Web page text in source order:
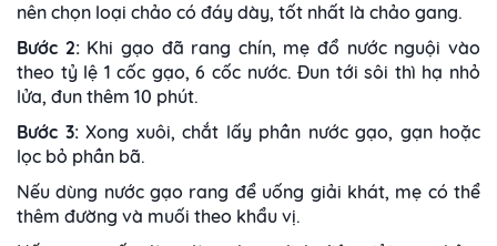
nên chọn loại chảo có đáy dày, tốt nhất là chảo gang.
Bước 2:Khi gạo đã rang chín, mẹ đổ nước nguội vào
theo tỷ lệ 1 cốc gạo, 6 cốc nước. Đun tới sôi thì hạ nhỏ
lửa, đun thêm 10 phút.
Bước 3: Xong xuôi, chắt lấy phần nước gạo, gạn hoặc
lọc bỏ phần bã.
Nếu dùng nước gạo rang để uống giải khát, mẹ có thể
thêm đường và muối theo khẩu vị.